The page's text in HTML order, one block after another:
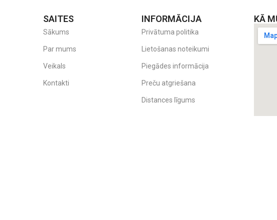
SAITES
Sākums
Par mums
Veikals
Kontakti
INFORMĀCIJA
Privātuma politika
Lietošanas noteikumi
Piegādes informācija
Preču atgriešana
Distances līgums
KĀ